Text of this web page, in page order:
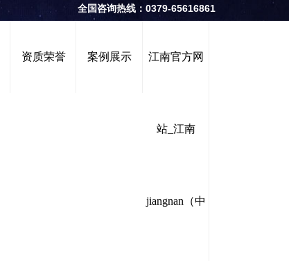
全国咨询热线：0379-65616861
资质荣誉 案例展示 江南官方网
站_江南
jiangnan（中